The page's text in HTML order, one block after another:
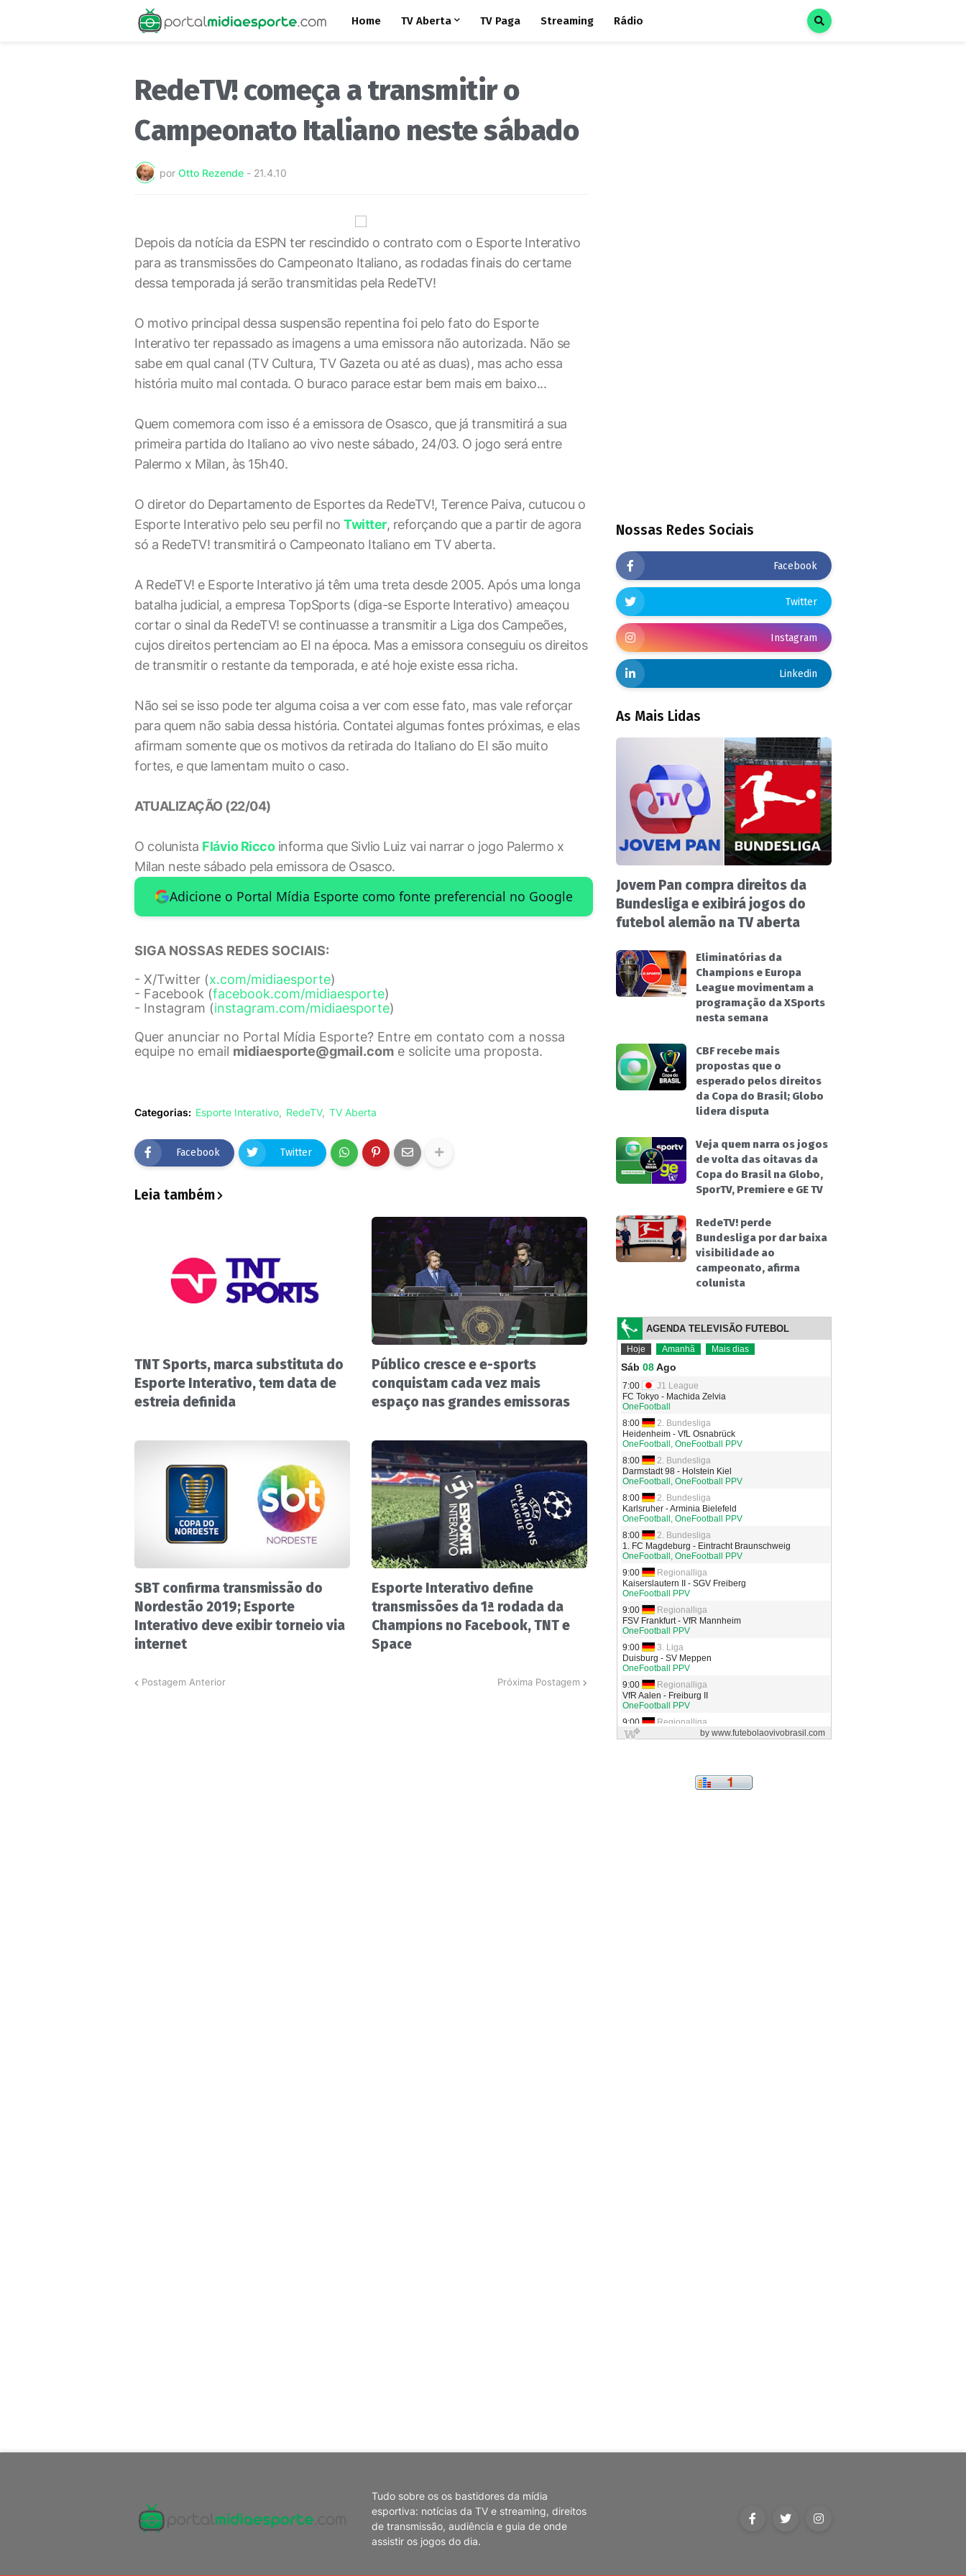
Home TV Aberta TV Paga Streaming Rádio
RedeTV! começa a transmitir o
Campeonato Italiano neste sábado
por Otto Rezende - 21.4.10
Depois da notícia da ESPN ter rescindido o contrato com o Esporte Interativo
para as transmissões do Campeonato Italiano, as rodadas finais do certame
dessa temporada já serão transmitidas pela RedeTV!
O motivo principal dessa suspensão repentina foi pelo fato do Esporte
Interativo ter repassado as imagens a uma emissora não autorizada. Não se
sabe em qual canal (TV Cultura, TV Gazeta ou até as duas), mas acho essa
história muito mal contada. O buraco parace estar bem mais em baixo...
Quem comemora com isso é a emissora de Osasco, que já transmitirá a sua
primeira partida do Italiano ao vivo neste sábado, 24/03. O jogo será entre
Palermo x Milan, às 15h40.
O diretor do Departamento de Esportes da RedeTV!, Terence Paiva, cutucou o
Esporte Interativo pelo seu perfil no Twitter, reforçando que a partir de agora
só a RedeTV! transmitirá o Campeonato Italiano em TV aberta.
A RedeTV! e Esporte Interativo já têm uma treta desde 2005. Após uma longa
batalha judicial, a empresa TopSports (diga-se Esporte Interativo) ameaçou
cortar o sinal da RedeTV! se continuasse a transmitir a Liga dos Campeões,
cujos direitos pertenciam ao EI na época. Mas a emissora conseguiu os direitos
de transmitir o restante da temporada, e até hoje existe essa richa.
Não sei se isso pode ter alguma coisa a ver com esse fato, mas vale reforçar
para quem não sabia dessa história. Contatei algumas fontes próximas, e elas
afirmam somente que os motivos da retirada do Italiano do EI são muito
fortes, e que lamentam muito o caso.
ATUALIZAÇÃO (22/04)
O colunista Flávio Riccoinforma que Sivlio Luiz vai narrar o jogo Palermo x
Milan neste sábado pela emissora de Osasco.
Adicione o Portal Mídia Esporte como fonte preferencial no Google
SIGA NOSSAS REDES SOCIAIS:
- X/Twitter (x.com/midiaesporte)
- Facebook (facebook.com/midiaesporte)
- Instagram (instagram.com/midiaesporte)
Quer anunciar no Portal Mídia Esporte? Entre em contato com a nossa
equipe no email midiaesporte@gmail.com e solicite uma proposta.
Categorias: Esporte Interativo RedeTV TV Aberta
Facebook Twitter
Leia também
TNT Sports, marca substituta do
Esporte Interativo, tem data de
estreia definida
Público cresce e e-sports
conquistam cada vez mais
espaço nas grandes emissoras
SBT confirma transmissão do
Nordestão 2019; Esporte
Interativo deve exibir torneio via
internet
Esporte Interativo define
transmissões da 1ª rodada da
Champions no Facebook, TNT e
Space
Postagem Anterior Próxima Postagem
Nossas Redes Sociais
Facebook
Twitter
Instagram
Linkedin
As Mais Lidas
Jovem Pan compra direitos da
Bundesliga e exibirá jogos do
futebol alemão na TV aberta
Eliminatórias da
Champions e Europa
League movimentam a
programação da XSports
nesta semana
CBF recebe mais
propostas que o
esperado pelos direitos
da Copa do Brasil; Globo
lidera disputa
Veja quem narra os jogos
de volta das oitavas da
Copa do Brasil na Globo,
SporTV, Premiere e GE TV
RedeTV! perde
Bundesliga por dar baixa
visibilidade ao
campeonato, afirma
colunista
Tudo sobre os os bastidores da mídia
esportiva: notícias da TV e streaming, direitos
de transmissão, audiência e guia de onde
assistir os jogos do dia.